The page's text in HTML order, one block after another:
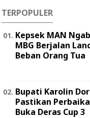
TERPOPULER
Kepsek MAN
MBG Berjalan
Beban Orang Tua
Bupati Karolin
Pastikan
Buka Deras Cup 3